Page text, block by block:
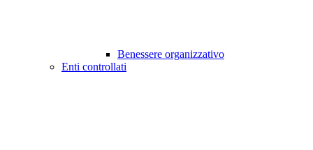
Benessere organizzativo
Enti controllati